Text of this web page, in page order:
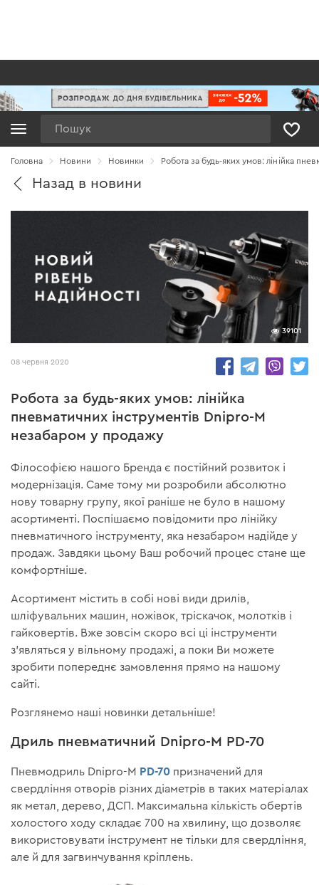
Головна Новини Новинки Робота за будь-яких умов: лінійка
Назад в новини
39101
08 червня 2020
Робота за будь-яких умов: лінійка
пневматичних інструментів Dnipro-M
незабаром у продажу
Філософією нашого Бренда є постійний розвиток і
модернізація. Саме тому ми розробили абсолютно
нову товарну групу, якої раніше не було в нашому
асортименті. Поспішаємо повідомити про лінійку
пневматичного інструменту, яка незабаром надійде у
продаж. Завдяки цьому Ваш робочий процес стане ще
комфортніше.
Асортимент містить в собі нові види дрилів,
шліфувальних машин, ножівок, тріскачок, молотків і
гайковертів. Вже зовсім скоро всі ці інструменти
з'являться у вільному продажі, а поки Ви можете
зробити попереднє замовлення прямо на нашому
сайті.
Розглянемо наші новинки детальніше!
Дриль пневматичний Dnipro-M PD-70
Пневмодриль Dnipro-M PD-70 призначений для
свердління отворів різних діаметрів в таких матеріалах
як метал, дерево, ДСП. Максимальна кількість обертів
холостого ходу складає 700 на хвилину, що дозволяє
використовувати інструмент не тільки для свердління,
але й для загвинчування кріплень.